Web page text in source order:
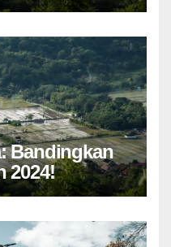
Bandingkan
2024!